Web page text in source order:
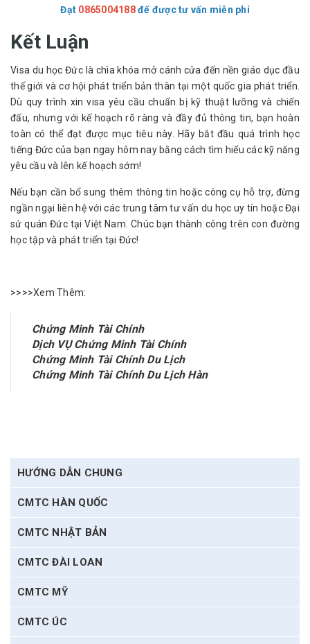
Đạt 0865004188 để được tư vấn miễn phí
Kết Luận
Visa du học Đức là chìa khóa mở cánh cửa đến nền giáo dục đầu
thế giới và cơ hội phát triển bản thân tại một quốc gia phát triển.
Dù quy trình xin visa yêu cầu chuẩn bị kỹ thuật lưỡng và chiến
đấu, nhưng với kế hoạch rõ ràng và đầy đủ thông tin, bạn hoàn
toàn có thể đạt được mục tiêu này. Hãy bắt đầu quá trình học
tiếng Đức của bạn ngay hôm nay bằng cách tìm hiểu các kỹ năng
yêu cầu và lên kế hoạch sớm!
Nếu bạn cần bổ sung thêm thông tin hoặc công cụ hỗ trợ, đừng
ngần ngại liên hệ với các trung tâm tư vấn du học uy tín hoặc Đại
sứ quán Đức tại Việt Nam. Chúc bạn thành công trên con đường
học tập và phát triển tại Đức!
>>>>Xem Thêm:
Chứng Minh Tài Chính
Dịch VỤ Chứng Minh Tài Chính
Chứng Minh Tài Chính Du Lịch
Chứng Minh Tài Chính Du Lịch Hàn
HƯỚNG DẪN CHUNG
CMTC HÀN QUỐC
CMTC NHẬT BẢN
CMTC ĐÀI LOAN
CMTC MỸ
CMTC ÚC